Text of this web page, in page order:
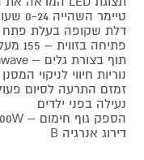
טיימר השהייה 0-24 שעות
דלת שקופה בעלת פתח
פתיחה בזווית – 155 מעלות
תוף בצורת גלים – Aquawave
נוריות חיווי לניקוי
זמזם התרעה לסיום
נעילה בפני ילדים
הספק גוף חימום – 2500W
דירוג אנרגיה B